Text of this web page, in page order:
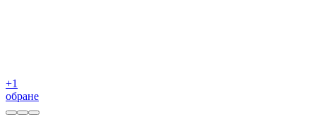
+1
обране